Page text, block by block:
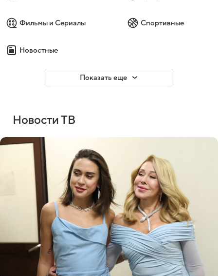
Фильмы и Сериалы Спортивные
Новостные
Показать еще
Новости ТВ